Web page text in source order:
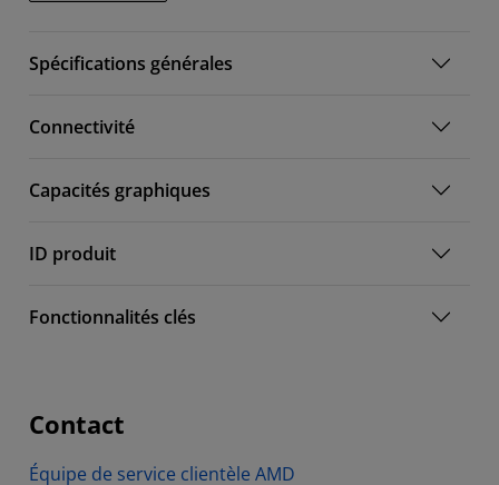
Spécifications générales
Connectivité
Capacités graphiques
ID produit
Fonctionnalités clés
Contact
Équipe de service clientèle AMD